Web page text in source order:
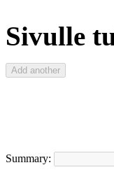
Sivulle
Summary: